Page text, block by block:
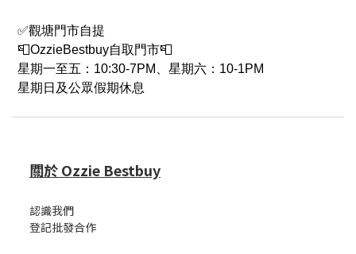
✅觀塘門市自提
📮OzzieBestbuy自取門市📮
星期一至五：10:30-7PM、星期六：10-1PM
星期日及公眾假期休息
關於 Ozzie Bestbuy
認識我們
登記批發合作